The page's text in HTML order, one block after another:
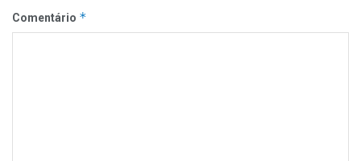
Comentário *